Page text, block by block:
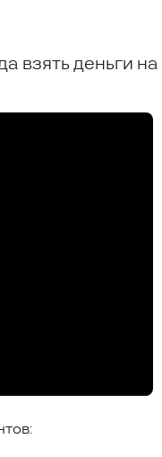
взять деньги